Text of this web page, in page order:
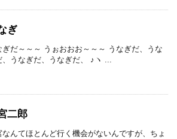
ぎ
ぎだ～～～ うぉおおお～～～ うなぎだ、うな
、うなぎだ、うなぎだ、 ♪ヽ ...
二郎
なんてほとんど行く機会がないんですが、ちょ